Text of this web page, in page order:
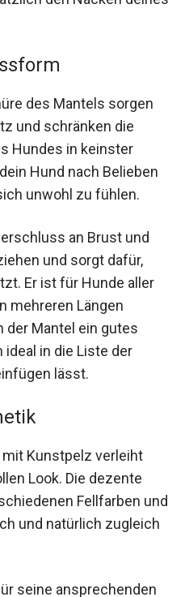
des Mantels sorgen
und schränken die
Hundes in keinster
Hund nach Belieben
unwohl zu fühlen.
an Brust und
und sorgt dafür,
Er ist für Hunde aller
mehreren Längen
der Mantel ein gutes
ideal in die Liste der
lässt.
Kunstpelz verleiht
Look. Die dezente
Fellfarben und
und natürlich zugleich
seine ansprechenden